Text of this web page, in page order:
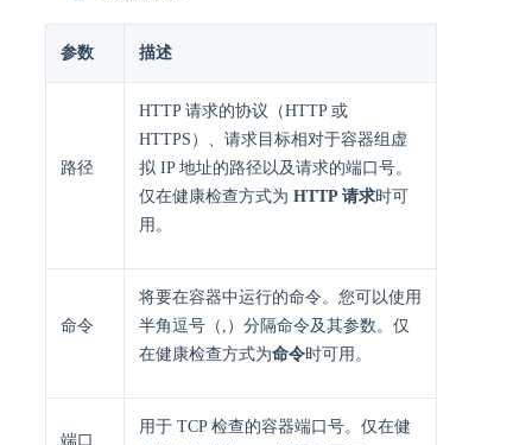
参数 描述
路径
HTTP 请求的协议（HTTP 或
HTTPS）、请求目标相对于容器组虚
拟 IP 地址的路径以及请求的端口号。
仅在健康检查方式为 HTTP 请求时可
用。
命令
将要在容器中运行的命令。您可以使用
半角逗号（,）分隔命令及其参数。仅
在健康检查方式为命令时可用。
端口
用于 TCP 检查的容器端口号。仅在健